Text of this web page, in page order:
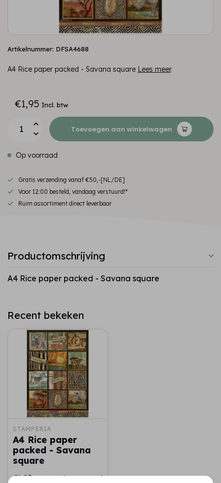
Artikelnummer: DFSA4688
A4 Rice paper packed - Savana square Lees meer.
€1,95 Incl. btw
Toevoegen aan winkelwagen
Op voorraad
Gratis verzending vanaf €50,-[NL/DE]
Voor 12:00 besteld, vandaag verstuurd!*
Ruim assortiment direct leverbaar
Productomschrijving
A4 Rice paper packed - Savana square
Recent bekeken
STAMPERIA
A4 Rice paper
packed - Savana
square
€1,95 Op voorraad